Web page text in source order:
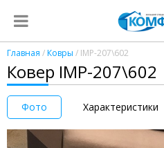
Главная /Ковры / IMP-207\602
Ковер IMP-207\602
Фото Характеристики